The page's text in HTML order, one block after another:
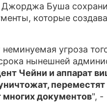
Джорджа Буша
которые
угроза
нынешней
Чейни и аппарат
переместят
многих документов", -